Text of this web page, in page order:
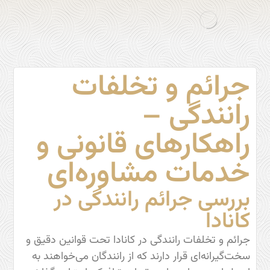
جرائم و تخلفات
رانندگی –
راهکارهای قانونی و
خدمات مشاوره‌ای
بررسی جرائم رانندگی در
کانادا
جرائم و تخلفات رانندگی در کانادا تحت قوانین دقیق و
سخت‌گیرانه‌ای قرار دارند که از رانندگان می‌خواهند به